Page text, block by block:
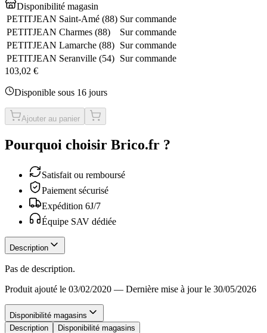
Disponibilité magasin
PETITJEAN Saint-Amé (88) Sur commande
PETITJEAN Charmes (88)
Sur commande
PETITJEAN Lamarche (88) Sur commande
PETITJEAN Seranville (54) Sur commande
103,02 €
Disponible sous 16 jours
Ajouter au panier
Pourquoi choisir Brico.fr ?
Satisfait ou remboursé
Paiement sécurisé
Expédition 6J/7
Équipe SAV dédiée
Description
Pas de description.
Produit ajouté le 03/02/2020 — Dernière mise à jour le 30/05/2026
Disponibilité magasins
Description
Disponibilité magasins